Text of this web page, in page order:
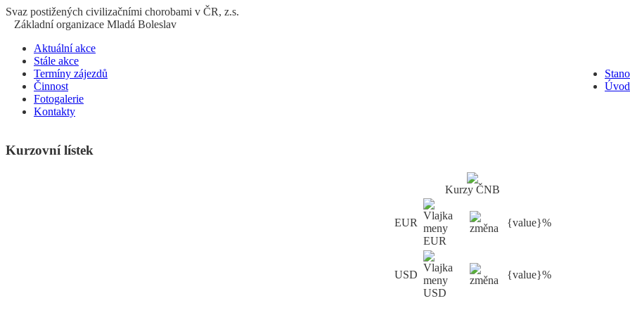
Svaz postižených civilizačními chorobami v ČR, z.s.
Základní organizace Mladá Boleslav
Aktuální akce
Stále akce
Termíny zájezdů
Činnost
Fotogalerie
Kontakty
Úvod
Kurzovní lístek
Kurzy ČNB
EUR {value}%
USD {value}%